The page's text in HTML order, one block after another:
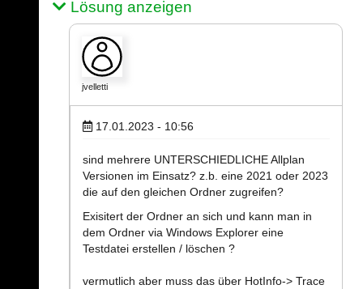
Lösung anzeigen
jvelletti
17.01.2023 - 10:56
sind mehrere UNTERSCHIEDLICHE Allplan
Versionen im Einsatz? z.b. eine 2021 oder 2023
die auf den gleichen Ordner zugreifen?
Exisitert der Ordner an sich und kann man in
dem Ordner via Windows Explorer eine
Testdatei erstellen / löschen ?
vermutlich aber muss das über HotInfo-> Trace